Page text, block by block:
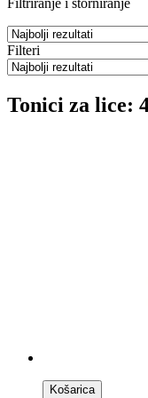
Filteri
Tonici za lice:
Košarica